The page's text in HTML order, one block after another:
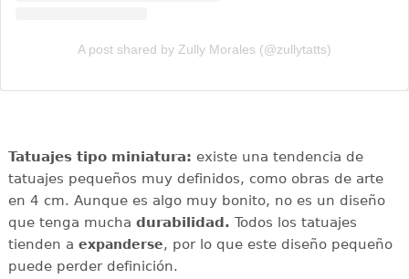
A post shared by Zully Morales (@zullytatts)
Tatuajes tipo miniatura: existe una tendencia de
tatuajes pequeños muy definidos, como obras de arte
en 4 cm. Aunque es algo muy bonito, no es un diseño
que tenga mucha durabilidad. Todos los tatuajes
tienden a expanderse, por lo que este diseño pequeño
puede perder definición.